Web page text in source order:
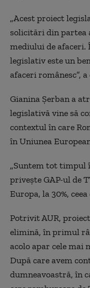
„Acest proiect
solicitări din partea
mediului de afaceri.
legislativ este un
afaceri românesc”,
Gianina Şerban a
legislativă vine să
contextul în care
în Uniunea
„Suntem tot timpul
priveşte GAP-ul de
Europa, la 30%,
Potrivit AUR,
elimină, în primul
acolo apar cele
După care avem
dumneavoastră, în